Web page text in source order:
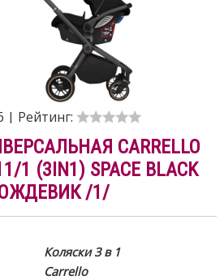
| Рейтинг:
CARRELLO
1 (3IN1) SPACE BLACK
/1/
Коляски 3 в 1
Carrello